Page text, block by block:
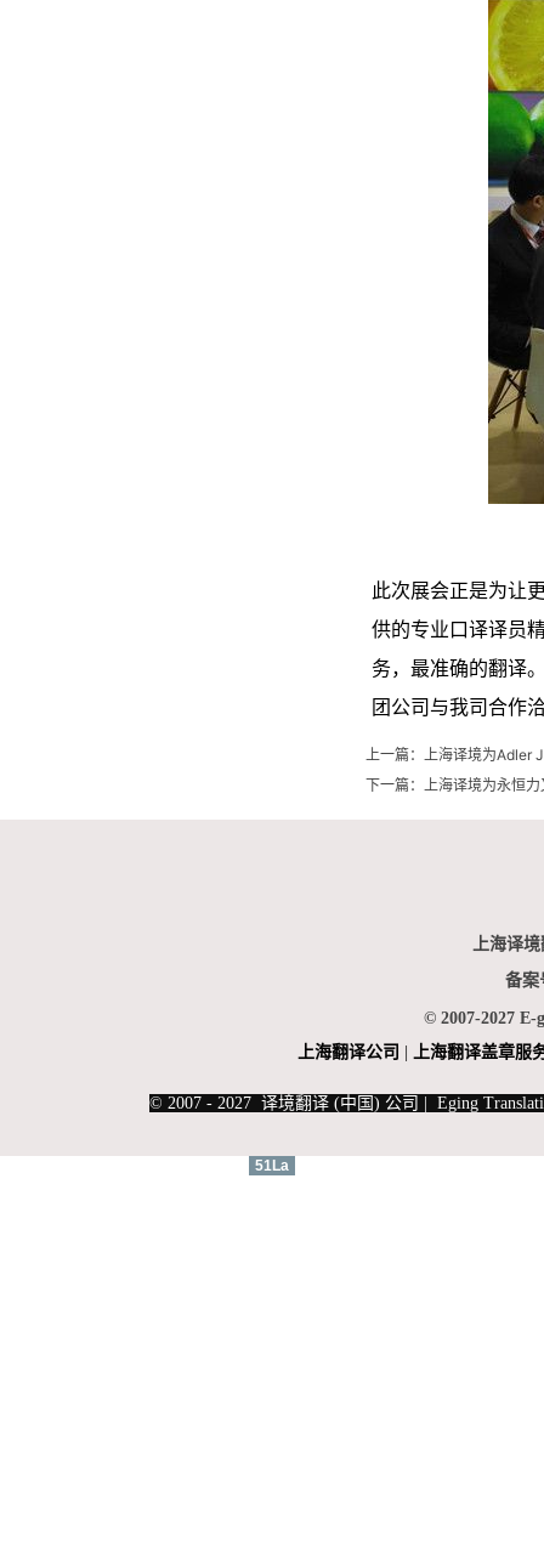
此次展会正是为让
供的专业口译译员
务，最准确的翻译
团公司与我司合作
上一篇： 上海译境为Adler
下一篇： 上海译境为永恒
上海译
备案
© 2007-2027 E-
上海翻译公司 上海翻译盖章服
© 2007 - 2027 译境翻译 (中国) 公司 | Eging
51La